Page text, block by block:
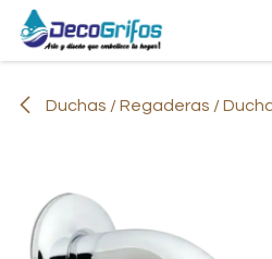
Ir al contenido
Duchas / Regaderas /